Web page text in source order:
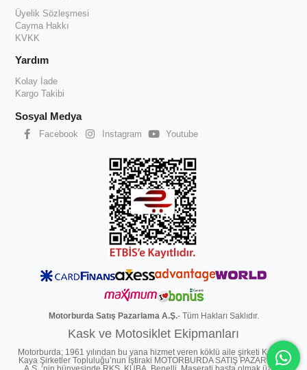
Üyelik Sözleşmesi
Cayma Hakkı
KVKK
Yardım
Kolay İade
Kargo Takibi
Sosyal Medya
Facebook Instagram Youtube
Motorburda Satış Pazarlama A.Ş.- Tüm Hakları Saklıdır.
Kask ve Motosiklet Ekipmanları
Motorburda; 1961 yılından bu yana hizmet veren köklü aile şirketi Kocaeli
Kaya Şirketler Topluluğu’nun İştiraki MOTORBURDA SATIŞ PAZARLAMA